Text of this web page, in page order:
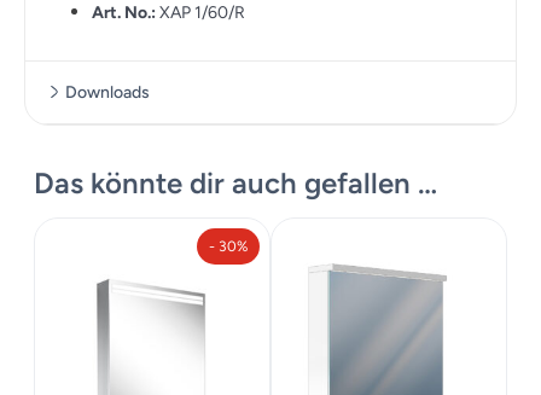
Art. No.: XAP 1/60/R
Downloads
Das könnte dir auch gefallen …
- 30%